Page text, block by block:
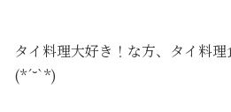
タイ料理大好き！な方、タイ料
(*´˘`*)